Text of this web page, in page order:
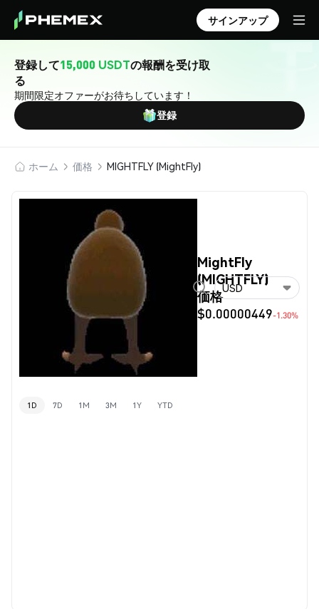
サインアップ
登録して15,000 USDTの報酬を受け取
る
期間限定オファーがお待ちしています！
登録
ホーム 価格 MIGHTFLY (MightFly)
MightFly
(MIGHTFLY)
価格
$0.00000449-1.30%
USD
1D 7D 1M 3M 1Y YTD